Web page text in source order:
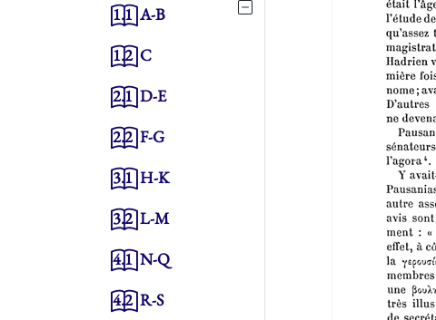
1.1A-B
1.2C
2.1D-E
2.2F-G
3.1H-K
3.2L-M
4.1N-Q
4.2R-S